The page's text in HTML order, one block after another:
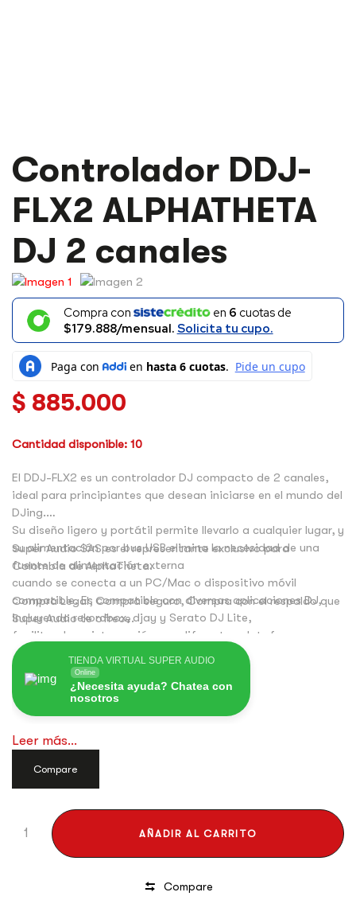
Controlador DDJ-
FLX2 ALPHATHETA
DJ 2 canales
Compra con en 6 cuotas de
$179.888/mensual. Solicita tu cupo.
$ 885.000
Cantidad disponible: 10
El DDJ-FLX2 es un controlador DJ compacto de 2 canales,
ideal para principiantes que desean iniciarse en el mundo del
DJing.
Su diseño ligero y portátil permite llevarlo a cualquier lugar, y
su alimentación por bus USB elimina la necesidad de una
fuente de alimentación externa
cuando se conecta a un PC/Mac o dispositivo móvil
compatible. Es compatible con diversas aplicaciones DJ,
incluyendo rekordbox, djay y Serato DJ Lite,
facilitando su integración con diferentes plataformas.
Super Audio SAS es el representante exclusivo para
Colombia de AlphaTheta.
Compra Legal, Compra seguro, Compra con el respaldo que
Super Audio te ofrece.
TIENDA VIRTUAL SUPER AUDIO
Online
¿Necesita ayuda? Chatea con
nosotros
Leer más...
Compare
CONTROLADOR
DDJ-
FLX2
ALPHATHETA
CANALES
CANTIDAD
AÑADIR AL CARRITO
Compare